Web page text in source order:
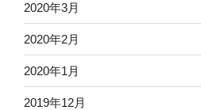
2020年3月
2020年2月
2020年1月
2019年12月